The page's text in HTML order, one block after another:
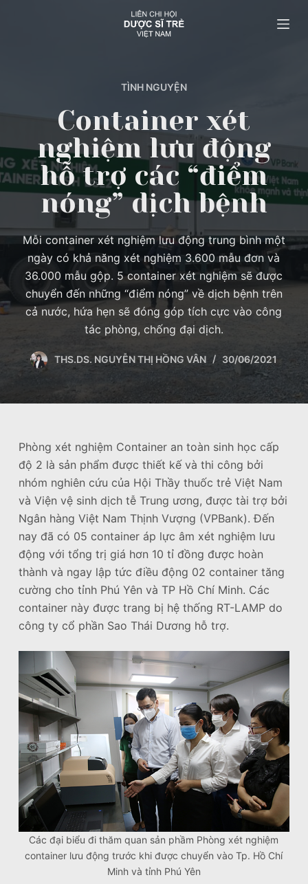
n
p
h
TÌNH NGUYỆN
Container xét
nghiệm lưu động
hỗ trợ các “điểm
nóng” dịch bệnh
Mỗi container xét nghiệm lưu động trung bình một
ngày có khả năng xét nghiệm 3.600 mẫu đơn và
36.000 mẫu gộp. 5 container xét nghiệm sẽ được
chuyển đến những “điểm nóng” về dịch bệnh trên
cả nước, hứa hẹn sẽ đóng góp tích cực vào công
tác phòng, chống đại dịch.
THS.DS. NGUYỄN THỊ HỒNG VÂN 30/06/2021
Phòng xét nghiệm Container an toàn sinh học cấp
độ 2 là sản phẩm được thiết kế và thi công bởi
nhóm nghiên cứu của Hội Thầy thuốc trẻ Việt Nam
và Viện vệ sinh dịch tễ Trung ương, được tài trợ bởi
Ngân hàng Việt Nam Thịnh Vượng (VPBank). Đến
nay đã có 05 container áp lực âm xét nghiệm lưu
động với tổng trị giá hơn 10 tỉ đồng được hoàn
thành và ngay lập tức điều động 02 container tăng
cường cho tỉnh Phú Yên và TP Hồ Chí Minh. Các
container này được trang bị hệ thống RT-LAMP do
công ty cổ phần Sao Thái Dương hỗ trợ.
Các đại biểu đi thăm quan sản phầm Phòng xét nghiệm
container lưu động trước khi được chuyển vào Tp. Hồ Chí
Minh và tỉnh Phú Yên